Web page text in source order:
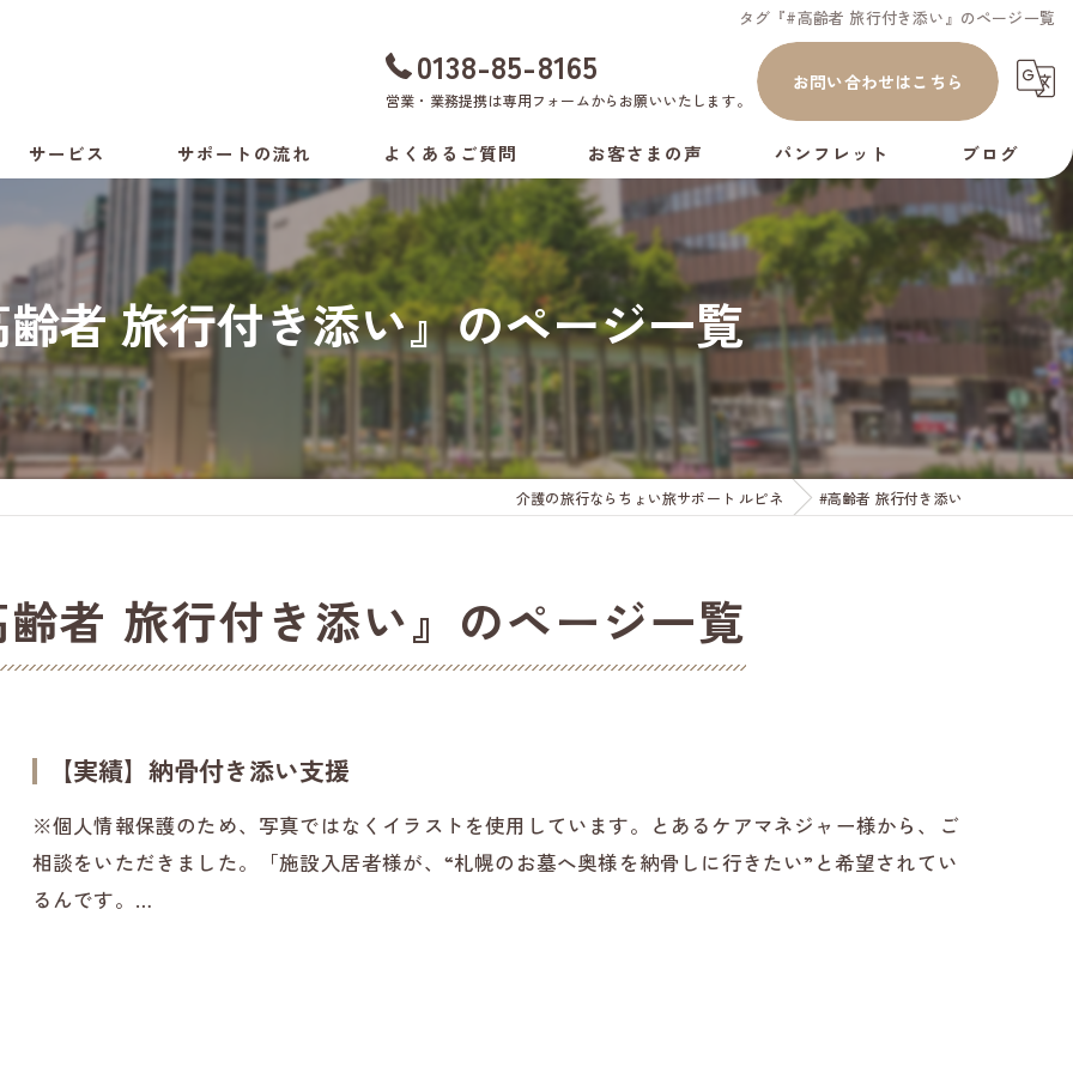
タグ『#高齢者 旅行付き添い』のページ一覧
0138-85-8165
営業・業務提携は専用フォームからお願いいたします。
お問い合わせはこちら
サービス
ちょい旅サポート
付き添いサービス
介助方法の相談
生活環境の相談
病院の付き添いサービス
健康支援サービス
サポートの流れ
料金表
よくあるご質問 お客さまの声 パンフレット ブログ
コラム
者 旅行付き添い』のページ一覧
介護の旅行ならちょい旅サポート ルピネ #高齢者 旅行付き添い
者 旅行付き添い』のページ一覧
【実績】納骨付き添い支援
※個人情報保護のため、写真ではなくイラストを使用しています。とあるケアマネジャー様から、ご
相談をいただきました。「施設入居者様が、“札幌のお墓へ奥様を納骨しに行きたい”と希望されてい
るんです。…